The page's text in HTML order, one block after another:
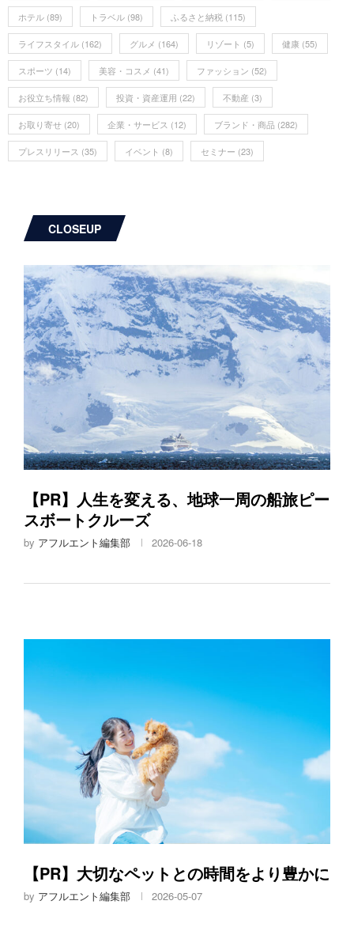
ホテル (89) トラベル (98) ふるさと納税 (115)
ライフスタイル (162) グルメ (164) リゾート (5) 健康 (55)
スポーツ (14) 美容・コスメ (41) ファッション (52)
お役立ち情報 (82) 投資・資産運用 (22) 不動産 (3)
お取り寄せ (20) 企業・サービス (12) ブランド・商品 (282)
プレスリリース (35) イベント (8) セミナー (23)
CLOSEUP
【PR】人生を変える、地球一周の船旅ピー
スボートクルーズ
by アフルエント編集部 2026-06-18
【PR】大切なペットとの時間をより豊かに
by アフルエント編集部 2026-05-07